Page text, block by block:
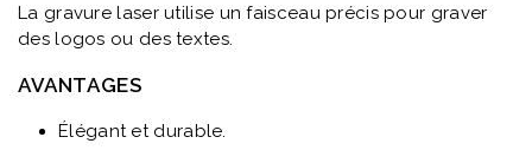
La gravure laser utilise un faisceau précis pour graver
des logos ou des textes.
AVANTAGES
Élégant et durable.